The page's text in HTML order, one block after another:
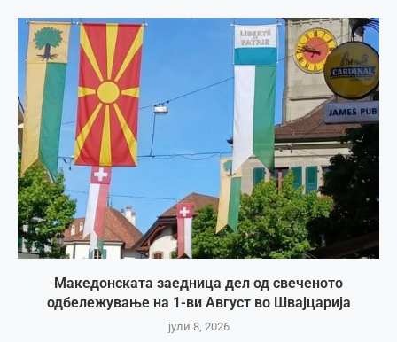
Македонската заедница дел од свеченото
одбележување на 1-ви Август во Швајцарија
јули 8, 2026